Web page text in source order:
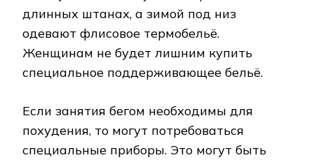
длинных штанах, а зимой под низ
одевают флисовое термобельё.
Женщинам не будет лишним купить
специальное поддерживающее бельё.
Если занятия бегом необходимы для
похудения, то могут потребоваться
специальные приборы. Это могут быть